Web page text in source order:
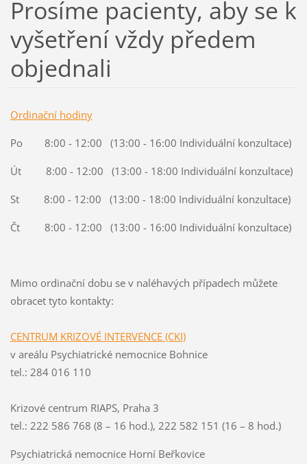
Prosíme pacienty, aby se k
vyšetření vždy předem
objednali
Ordinační hodiny
Po 8:00 - 12:00 (13:00 - 16:00 Individuální konzultace)
Út 8:00 - 12:00 (13:00 - 18:00 Individuální konzultace)
St 8:00 - 12:00 (13:00 - 18:00 Individuální konzultace)
Čt 8:00 - 12:00 (13:00 - 16:00 Individuální konzultace)
Mimo ordinační dobu se v naléhavých případech můžete
obracet tyto kontakty:
CENTRUM KRIZOVÉ INTERVENCE (CKI)
v areálu Psychiatrické nemocnice Bohnice
tel.: 284 016 110
Krizové centrum RIAPS, Praha 3
tel.: 222 586 768 (8 – 16 hod.), 222 582 151 (16 – 8 hod.)
Psychiatrická nemocnice Horní Beřkovice